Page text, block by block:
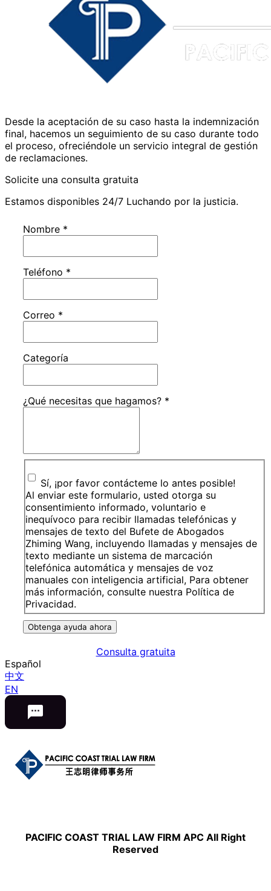
Desde la aceptación de su caso hasta la indemnización
final, hacemos un seguimiento de su caso durante todo
el proceso, ofreciéndole un servicio integral de gestión
de reclamaciones.
Solicite una consulta gratuita
Estamos disponibles 24/7 Luchando por la justicia.
Nombre *
Teléfono *
Correo *
Categoría
¿Qué necesitas que hagamos? *
Sí, ¡por favor contácteme lo antes posible!
Al enviar este formulario, usted otorga su
consentimiento informado, voluntario e
inequívoco para recibir llamadas telefónicas y
mensajes de texto del Bufete de Abogados
Zhiming Wang, incluyendo llamadas y mensajes de
texto mediante un sistema de marcación
telefónica automática y mensajes de voz
manuales con inteligencia artificial, Para obtener
más información, consulte nuestra Política de
Privacidad.
Obtenga ayuda ahora
Consulta gratuita
Español
中文
EN
PACIFIC COAST TRIAL LAW FIRM APC All Right
Reserved